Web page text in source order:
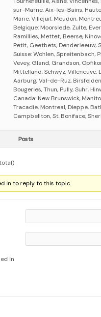
sur-Marne, Aix-les-Bains,
Marie, Villejuif, Meudon,
Belgique: Moorslede, Zulte,
Ramillies, Mettet, Beerse,
Petit, Geetbets, Denderleeuw,
Suisse: Wohlen, Spreitenbach,
Vevey, Gland, Grandson,
Mittelland, Schwyz, Villeneuve,
Aarburg, Val-de-Ruz,
Bougeries, Thun, Pully, Suhr,
Canada: New Brunswick,
Tracadie, Montreal, Dieppe,
Campbellton, St. Boniface,
Posts
in to reply to this topic.
in